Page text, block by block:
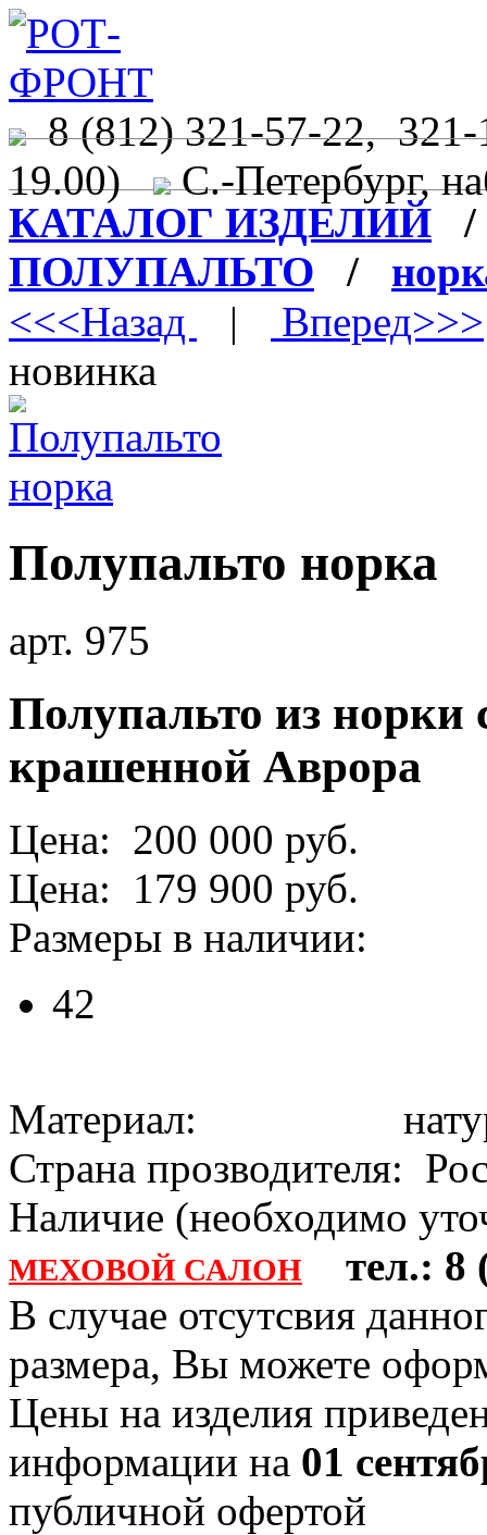
8 (812) 321-57-22,
19.00) С.-Петербург,
КАТАЛОГ ИЗДЕЛИЙ
ПОЛУПАЛЬТО /
<<<Назад
|
Вперед>>>
новинка
Полупальто норка
арт. 975
Полупальто из
крашенной Аврора
Цена: 200 000 руб.
Цена: 179 900 руб.
Размеры в наличии:
42
Материал:
Страна прозводителя:
Наличие (необходимо
МЕХОВОЙ САЛОН
тел.: 8
В случае отсутсвия
размера, Вы можете
Цены на изделия
информации на 01
публичной офертой